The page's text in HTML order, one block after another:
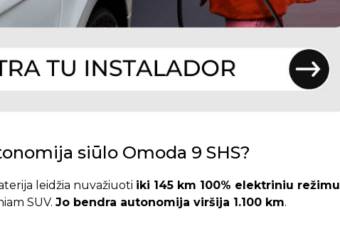
siūlo Omoda 9 SHS?
leidžia nuvažiuoti iki 145 km 100% elektriniu režimu
SUV. Jo bendra autonomija viršija 1.100 km.